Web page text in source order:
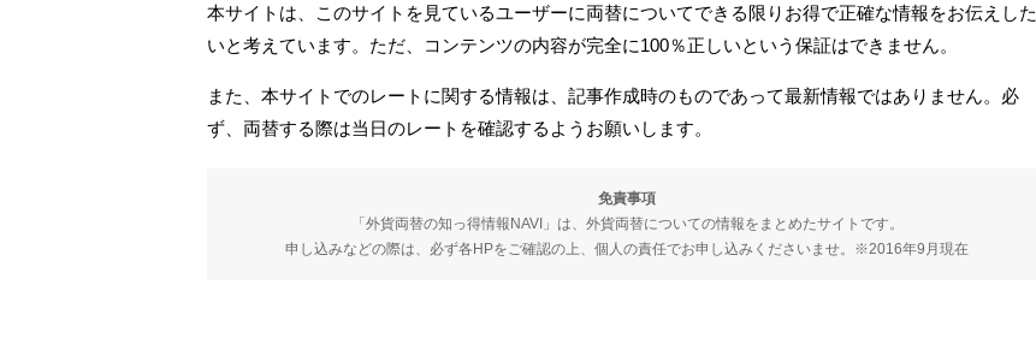
本サイトは、このサイトを見ているユーザーに両替についてできる限りお得で正確な情報をお伝えした
いと考えています。ただ、コンテンツの内容が完全に100％正しいという保証はできません。
また、本サイトでのレートに関する情報は、記事作成時のものであって最新情報ではありません。必
ず、両替する際は当日のレートを確認するようお願いします。
免責事項
「外貨両替の知っ得情報NAVI」は、外貨両替についての情報をまとめたサイトです。
申し込みなどの際は、必ず各HPをご確認の上、個人の責任でお申し込みくださいませ。※2016年9月現在